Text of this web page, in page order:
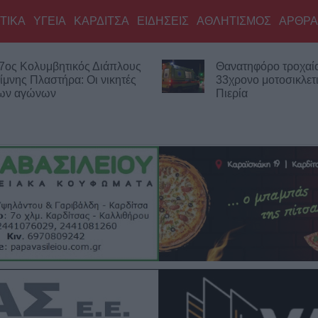
ΥΓΕΙΑ ΚΑΡΔΙΤΣΑ ΕΙΔΗΣΕΙΣ ΑΘΛΗΤΙΣΜΟΣ ΑΡΘΡΑ
νικητές
Θανατηφόρο τροχαίο για
33χρονο μοτοσικλετιστή στην